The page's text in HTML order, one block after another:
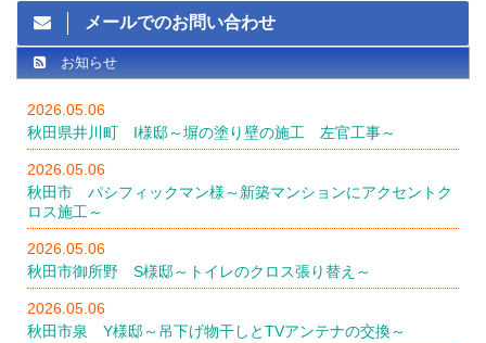
メールでのお問い合わせ
お知らせ
2026.05.06
秋田県井川町 I様邸～塀の塗り壁の施工 左官工事～
2026.05.06
秋田市 パシフィックマン様～新築マンションにアクセントク
ロス施工～
2026.05.06
秋田市御所野 S様邸～トイレのクロス張り替え～
2026.05.06
秋田市泉 Y様邸～吊下げ物干しとTVアンテナの交換～